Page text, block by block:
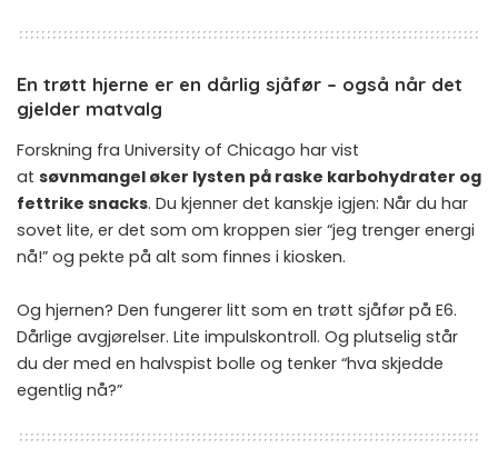
En trøtt hjerne er en dårlig sjåfør – også når det
gjelder matvalg
Forskning fra University of Chicago har vist
at søvnmangel øker lysten på raske karbohydrater og
fettrike snacks. Du kjenner det kanskje igjen: Når du har
sovet lite, er det som om kroppen sier “jeg trenger energi
nå!” og pekte på alt som finnes i kiosken.
Og hjernen? Den fungerer litt som en trøtt sjåfør på E6.
Dårlige avgjørelser. Lite impulskontroll. Og plutselig står
du der med en halvspist bolle og tenker “hva skjedde
egentlig nå?”